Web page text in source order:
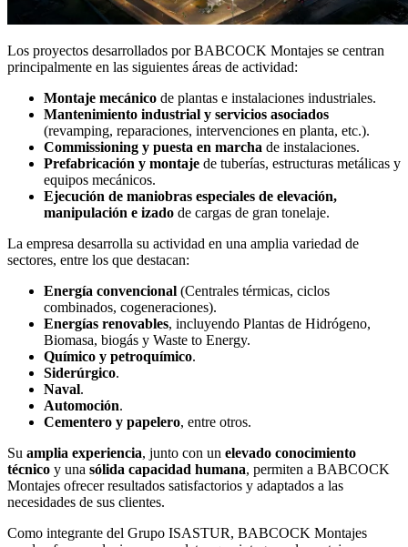
Los proyectos desarrollados por BABCOCK Montajes se centran
principalmente en las siguientes áreas de actividad:
Montaje mecánico de plantas e instalaciones industriales.
Mantenimiento industrial y servicios asociados
(revamping, reparaciones, intervenciones en planta, etc.).
Commissioning y puesta en marcha de instalaciones.
Prefabricación y montaje de tuberías, estructuras metálicas y
equipos mecánicos.
Ejecución de maniobras especiales de elevación,
manipulación e izado de cargas de gran tonelaje.
La empresa desarrolla su actividad en una amplia variedad de
sectores, entre los que destacan:
Energía convencional (Centrales térmicas, ciclos
combinados, cogeneraciones).
Energías renovables, incluyendo Plantas de Hidrógeno,
Biomasa, biogás y Waste to Energy.
Químico y petroquímico.
Siderúrgico.
Naval.
Automoción.
Cementero y papelero, entre otros.
Su amplia experiencia, junto con un elevado conocimiento
técnico y una sólida capacidad humana, permiten a BABCOCK
Montajes ofrecer resultados satisfactorios y adaptados a las
necesidades de sus clientes.
Como integrante del Grupo ISASTUR, BABCOCK Montajes